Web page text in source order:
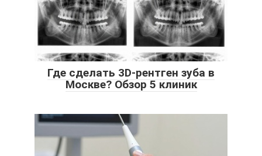
Где сделать 3D-рентген зуба в
Москве? Обзор 5 клиник